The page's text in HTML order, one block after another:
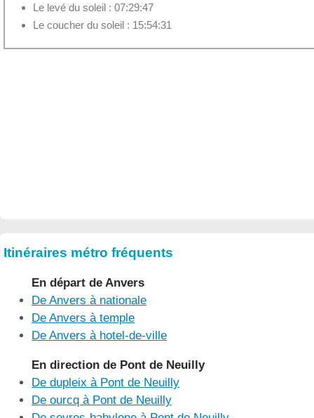
Le levé du soleil : 07:29:47
Le coucher du soleil : 15:54:31
Itinéraires métro fréquents
En départ de Anvers
De Anvers à nationale
De Anvers à temple
De Anvers à hotel-de-ville
En direction de Pont de Neuilly
De dupleix à Pont de Neuilly
De ourcq à Pont de Neuilly